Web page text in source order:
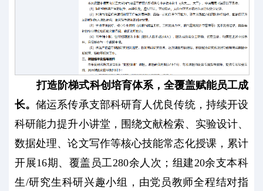
打造阶梯式科创培育体系，全覆盖赋能员工成
长。储运系传承支部科研育人优良传统，持续开设
科研能力提升小讲堂，围绕文献检索、实验设计、
数据处理、论文写作等核心技能常态化授课，累计
开展16期、覆盖员工280余人次；组建20余支本科
生/研究生科研兴趣小组，由党员教师全程结对指